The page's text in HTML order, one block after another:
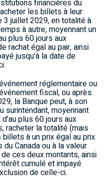
financières du
les billets à leur
3 juillet 2029, en totalité à
à autre, moyennant un
plus 60 jours aux
rachat égal au pair, ainsi
jusqu'à la date de
réglementaire ou
fiscal, ou après
la Banque peut, à son
surintendant, moyennant
plus 60 jours aux
racheter la totalité (mais
à un prix égal au prix
duCanadaou à la valeur
ces deux montants, ainsi
cumulé et impayé
de celle-ci.